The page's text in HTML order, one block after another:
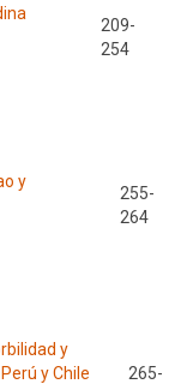
209-
254
y
255-
264
y
y Chile
265-